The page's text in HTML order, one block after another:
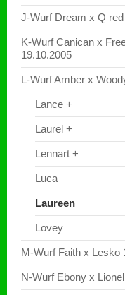
J-Wurf Dream x Q
K-Wurf Canican x
19.10.2005
L-Wurf Amber x
Lance +
Laurel +
Lennart +
Luca
Laureen
Lovey
M-Wurf Faith x Lesko
N-Wurf Ebony x